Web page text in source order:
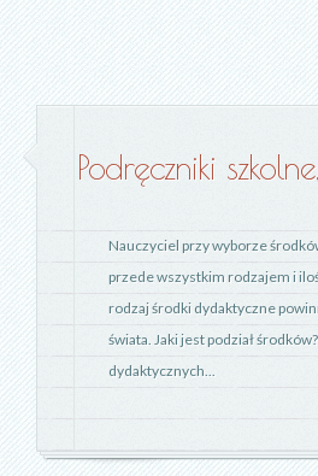
Podręczniki
Nauczyciel przy wyborze
przede wszystkim rodzajem i
rodzaj środki dydaktyczne
świata. Jaki jest podział
dydaktycznych...